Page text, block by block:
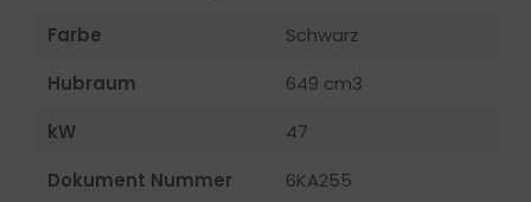
Farbe
Schwarz
Hubraum
649 cm3
kW
47
Dokument Nummer
6KA255